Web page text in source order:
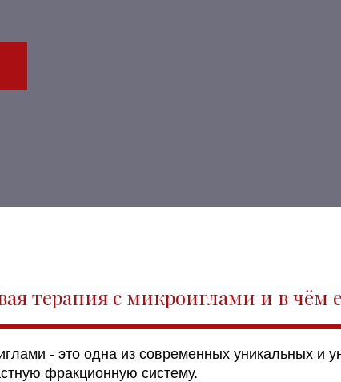
терапия с микроиглами и в чём
- это одна из современных уникальных и
фракционную систему.